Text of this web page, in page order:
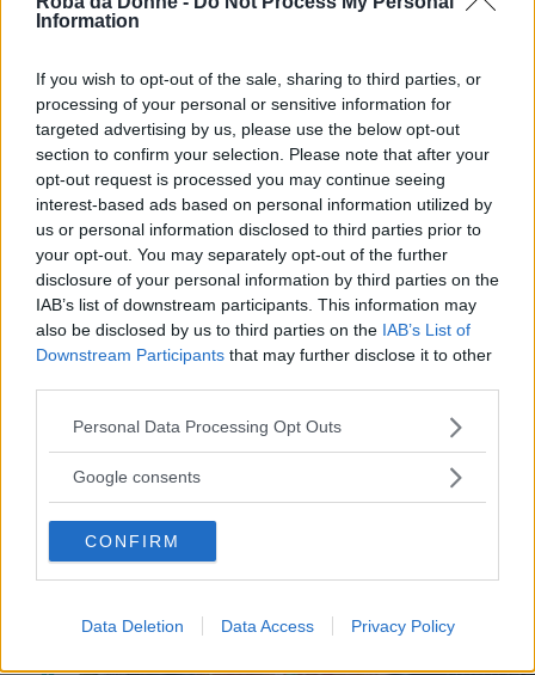
Information
If you wish to opt-out of the sale, sharing to third parties, or
processing of your personal or sensitive information for
targeted advertising by us, please use the below opt-out
section to confirm your selection. Please note that after your
opt-out request is processed you may continue seeing
interest-based ads based on personal information utilized by
us or personal information disclosed to third parties prior to
your opt-out. You may separately opt-out of the further
disclosure of your personal information by third parties on the
IAB’s list of downstream participants. This information may
also be disclosed by us to third parties on the IAB’s List of
Downstream Participants that may further disclose it to other
Please note that this website/app uses one or more Google
not limited to your visit or usage behaviour. You may click to
use your data for below specified purposes in below Google
consent section.
Personal Data Processing Opt Outs
Google consents
CONFIRM
Data Deletion Data Access Privacy Policy
Secondi Piatti
Pollo con anacardi